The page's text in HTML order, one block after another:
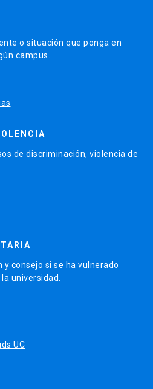
o situación que ponga en
campus.
de discriminación, violencia de
consejo si se ha vulnerado
universidad.
UC